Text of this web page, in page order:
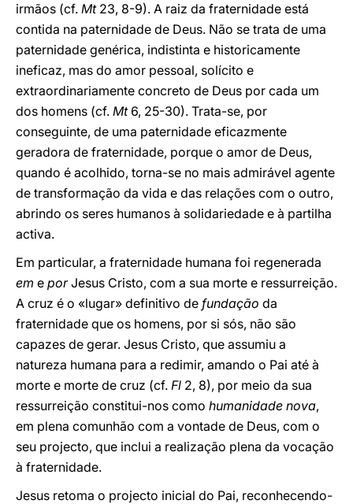
irmãos (cf. Mt23, 8-9). A raiz da fraternidade está
contida na paternidade de Deus. Não se trata de uma
paternidade genérica, indistinta e historicamente
ineficaz, mas do amor pessoal, solícito e
extraordinariamente concreto de Deus por cada um
dos homens (cf. Mt6, 25-30). Trata-se, por
conseguinte, de uma paternidade eficazmente
geradora de fraternidade, porque o amor de Deus,
quando é acolhido, torna-se no mais admirável agente
de transformação da vida e das relações com o outro,
abrindo os seres humanos à solidariedade e à partilha
activa.
Em particular, a fraternidade humana foi regenerada
em e porJesus Cristo, com a sua morte e ressurreição.
A cruz é o «lugar» definitivo de fundação da
fraternidade que os homens, por si sós, não são
capazes de gerar. Jesus Cristo, que assumiu a
natureza humana para a redimir, amando o Pai até à
morte e morte de cruz (cf. Fl 2, 8), por meio da sua
ressurreição constitui-nos como humanidade nova,
em plena comunhão com a vontade de Deus, com o
seu projecto, que inclui a realização plena da vocação
à fraternidade.
Jesus retoma o projecto inicial do Pai, reconhecendo-